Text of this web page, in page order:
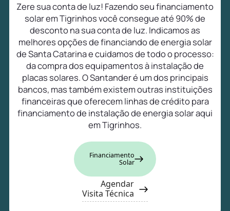
Zere sua conta de luz! Fazendo seu financiamento
solar em Tigrinhos você consegue até 90% de
desconto na sua conta de luz. Indicamos as
melhores opções de financiando de energia solar
de Santa Catarina e cuidamos de todo o processo:
da compra dos equipamentos à instalação de
placas solares. O Santander é um dos principais
bancos, mas também existem outras instituições
financeiras que oferecem linhas de crédito para
financiamento de instalação de energia solar aqui
em Tigrinhos.
Financiamento
Solar
Agendar
Visita Técnica